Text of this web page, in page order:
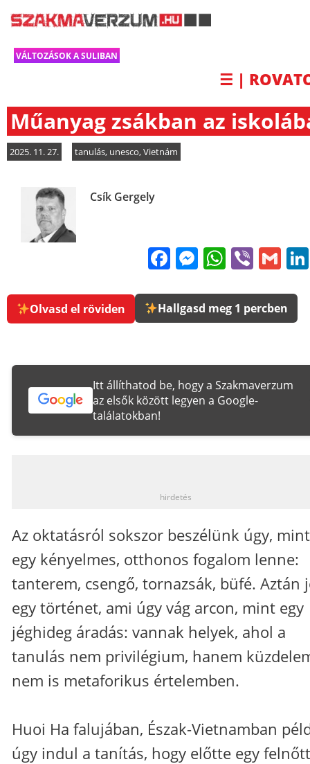
VÁLTOZÁSOK A SULIBAN
☰ |
Műanyag zsákban az
2025. 11. 27. tanulás, unesco,Vietnám
Csík Gergely
FacebookViber
Olvasd el röviden Hallgasd meg 1 percben
Itt állíthatod be, hogy a Szakmaverzum
az elsők között legyen a Google-
találatokban!
hirdetés
Az oktatásról sokszor beszélünk úgy,
egy kényelmes, otthonos fogalom lenne:
tanterem, csengő, tornazsák, büfé. Aztán
egy történet, ami úgy vág arcon, mint egy
jéghideg áradás: vannak helyek, ahol a
tanulás nem privilégium, hanem
nem is metaforikus értelemben.
Huoi Ha falujában, Észak-Vietnamban
úgy indul a tanítás, hogy előtte egy felnőtt